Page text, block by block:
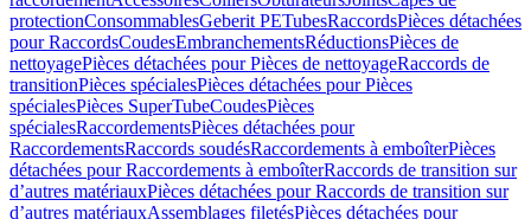
protectionConsommablesGeberit PETubesRaccordsPièces détachées
pour RaccordsCoudesEmbranchementsRéductionsPièces de
nettoyagePièces détachées pour Pièces de nettoyageRaccords de
transitionPièces spécialesPièces détachées pour Pièces
spécialesPièces SuperTubeCoudesPièces
spécialesRaccordementsPièces détachées pour
RaccordementsRaccords soudésRaccordements à emboîterPièces
détachées pour Raccordements à emboîterRaccords de transition sur
d’autres matériauxPièces détachées pour Raccords de transition sur
d’autres matériauxAssemblages filetésPièces détachées pour